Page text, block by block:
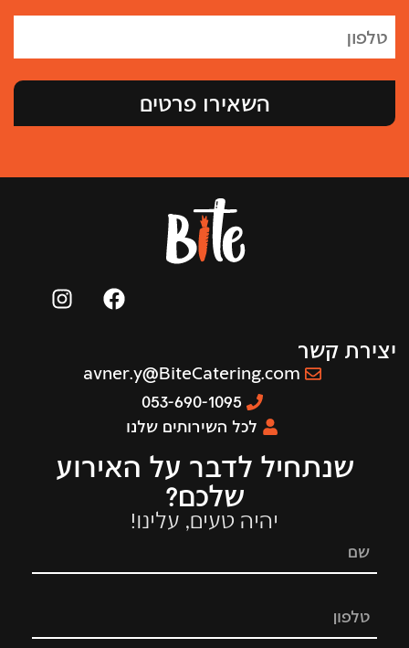
השאירו פרטים
יצירת קשר
avner.y@BiteCatering.com
053-690-1095
לכל השירותים שלנו
שנתחיל לדבר על האירוע
שלכם?
יהיה טעים, עלינו!